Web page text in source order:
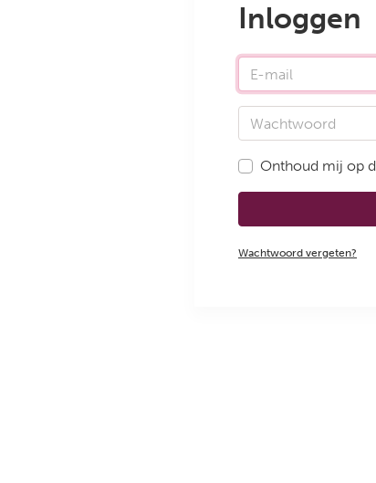
Inloggen
E-mail
Wachtwoord
Onthoud mij op
Wachtwoord vergeten?